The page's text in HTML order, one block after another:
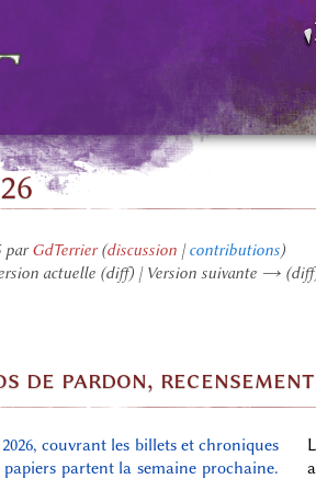
parGdTerrier (discussion |contributions)
actuelle (diff) | Version suivante →
de pardon,
couvrant les billets et chroniques
partent la semaine prochaine.